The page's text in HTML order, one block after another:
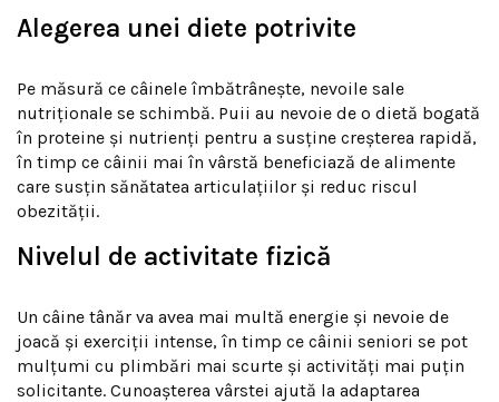
Alegerea unei diete potrivite
Pe măsură ce câinele îmbătrânește, nevoile sale
nutriționale se schimbă. Puii au nevoie de o dietă bogată
în proteine și nutrienți pentru a susține creșterea rapidă,
în timp ce câinii mai în vârstă beneficiază de alimente
care susțin sănătatea articulațiilor și reduc riscul
obezității.
Nivelul de activitate fizică
Un câine tânăr va avea mai multă energie și nevoie de
joacă și exerciții intense, în timp ce câinii seniori se pot
mulțumi cu plimbări mai scurte și activități mai puțin
solicitante. Cunoașterea vârstei ajută la adaptarea